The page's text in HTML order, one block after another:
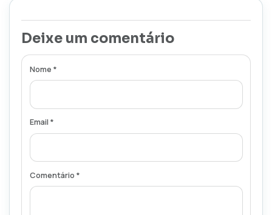
Deixe um comentário
Nome *
Email *
Comentário *